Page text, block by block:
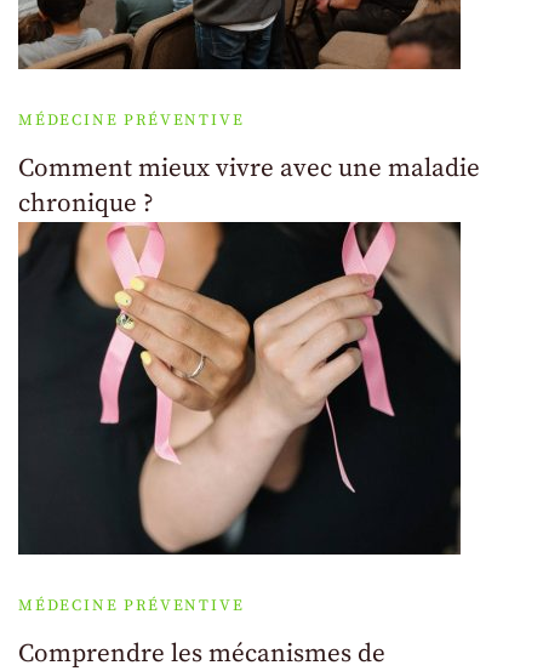
MÉDECINE PRÉVENTIVE
Comment mieux vivre avec une maladie
chronique ?
MÉDECINE PRÉVENTIVE
Comprendre les mécanismes de